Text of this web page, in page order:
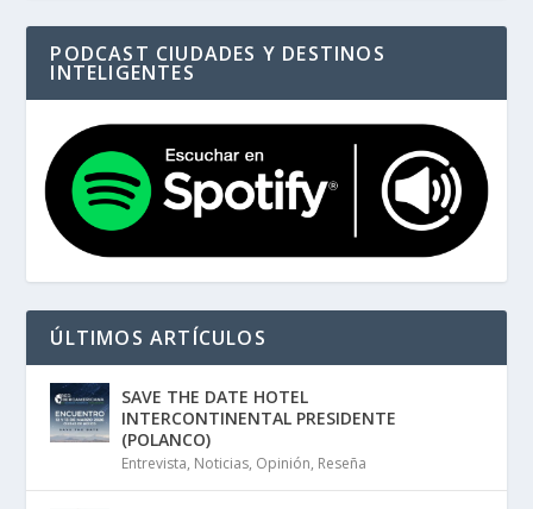
PODCAST CIUDADES Y DESTINOS
INTELIGENTES
ÚLTIMOS ARTÍCULOS
SAVE THE DATE HOTEL
INTERCONTINENTAL PRESIDENTE
(POLANCO)
Entrevista, Noticias, Opinión, Reseña